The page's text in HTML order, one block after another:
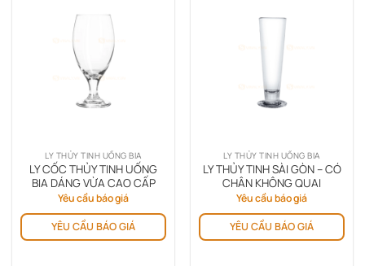
LY THỦY TINH UỐNG BIA
LY CỐC THỦY TINH UỐNG
BIA DÁNG VỪA CAO CẤP
Yêu cầu báo giá
YÊU CẦU BÁO GIÁ
LY THỦY TINH UỐNG BIA
LY THỦY TINH SÀI GÒN – CÓ
CHÂN KHÔNG QUAI
Yêu cầu báo giá
YÊU CẦU BÁO GIÁ